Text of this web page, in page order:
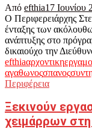
Από efthia17 Ιουνίου
Ο Περιφερειάρχης
ένταξης των
ανάπτυξης στο
δικαιούχο την
efthiaαρχοντικηεργα
αγαθωνοςσπανος
Περιφέρεια
Ξεκινούν
χειμάρρων